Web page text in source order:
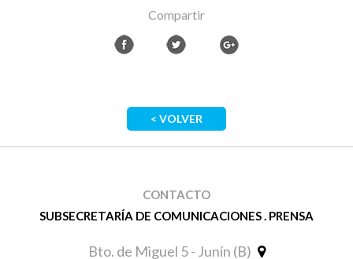
Compartir
< VOLVER
CONTACTO
SUBSECRETARÍA DE COMUNICACIONES . PRENSA
Bto. de Miguel 5 - Junín (B)